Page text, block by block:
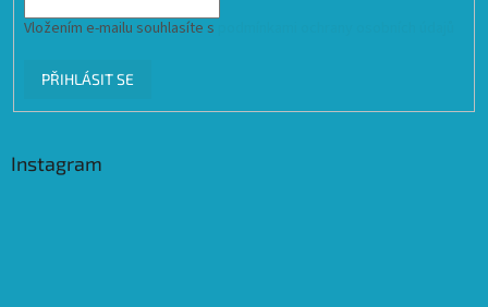
Vložením e-mailu souhlasíte s
PŘIHLÁSIT SE
Instagram